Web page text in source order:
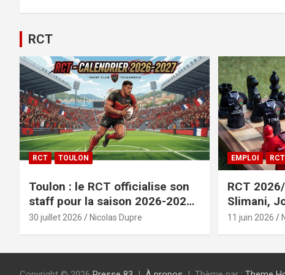
RCT
RCT TOULON
Toulon : le RCT officialise son
staff pour la saison 2026-2027+
le calendrier
30 juillet 2026 Nicolas Dupre
EMPLOI RCT
RCT
Slimani,
11 juin 2026